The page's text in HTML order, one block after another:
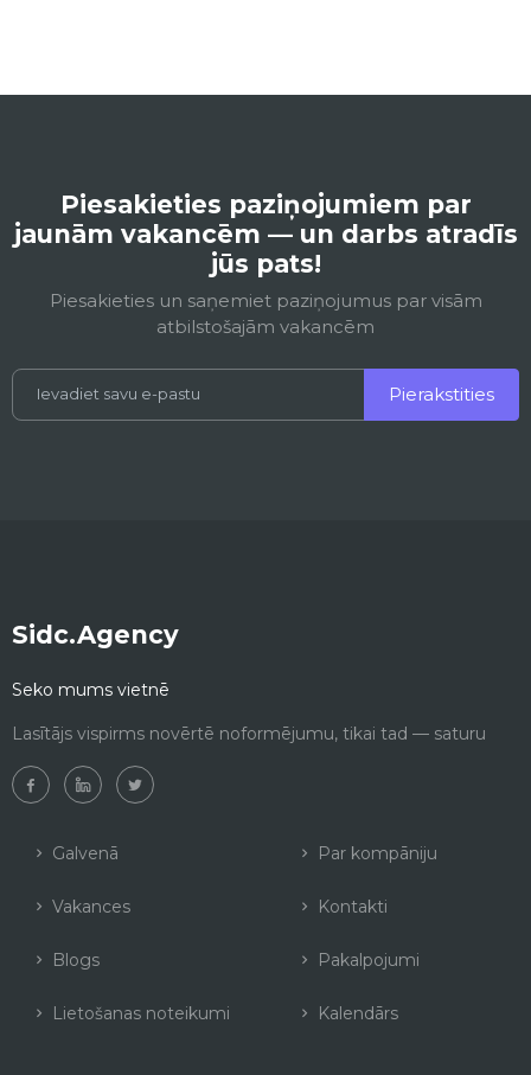
Piesakieties paziņojumiem par
jaunām vakancēm — un darbs atradīs
jūs pats!
Piesakieties un saņemiet paziņojumus par visām
atbilstošajām vakancēm
Pierakstities
Sidc.Agency
Seko mums vietnē
Lasītājs vispirms novērtē noformējumu, tikai tad — saturu
Galvenā
Vakances
Blogs
Lietošanas noteikumi
Par kompāniju
Kontakti
Pakalpojumi
Kalendārs